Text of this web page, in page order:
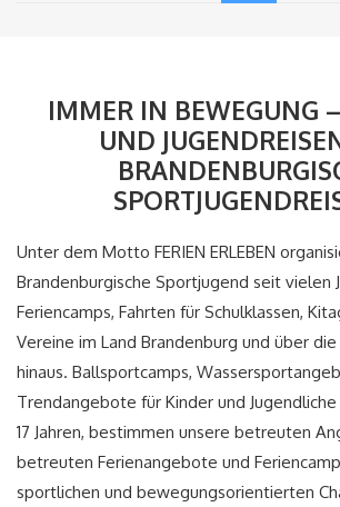
IMMER IN BEWEGUNG –
UND
Unter dem Motto FERIEN ERLEBEN
Brandenburgische Sportjugend seit vielen
Feriencamps, Fahrten für Schulklassen,
Vereine im Land Brandenburg und über
hinaus. Ballsportcamps,
Trendangebote für Kinder und
17 Jahren, bestimmen unsere betreuten
betreuten Ferienangebote und
sportlichen und bewegungsorientierten